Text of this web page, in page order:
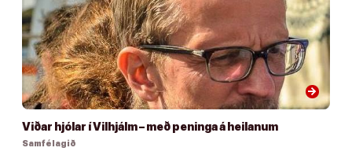
arrow_forward
Viðar hjólar í Vilhjálm – með peninga á heilanum
Samfélagið